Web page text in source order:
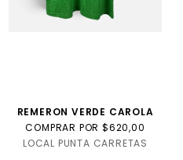
REMERON VERDE CAROLA
COMPRAR POR $620,00
LOCAL PUNTA CARRETAS